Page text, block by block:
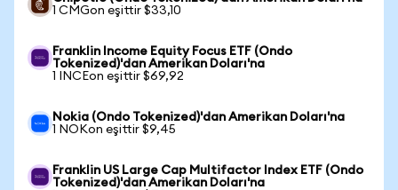
1 CMGon eşittir $33,10
Franklin Income Equity Focus ETF (Ondo
Tokenized)'dan Amerikan Doları'na
1 INCEon eşittir $69,92
Nokia (Ondo Tokenized)'dan Amerikan Doları'na
1 NOKon eşittir $9,45
Franklin US Large Cap Multifactor Index ETF (Ondo
Tokenized)'dan Amerikan Doları'na